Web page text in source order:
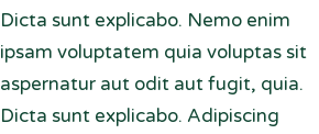
Dicta sunt explicabo. Nemo enim
ipsam voluptatem quia voluptas sit
aspernatur aut odit aut fugit, quia.
Dicta sunt explicabo. Adipiscing